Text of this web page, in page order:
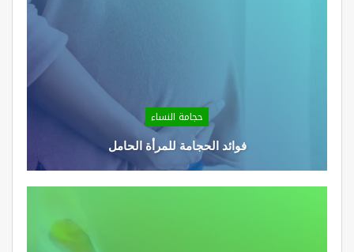
حجامة النساء
فوائد الحجامة للمرأة الحامل